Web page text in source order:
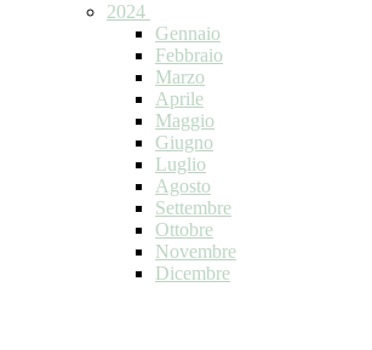
2024
Gennaio
Febbraio
Marzo
Aprile
Maggio
Giugno
Luglio
Agosto
Settembre
Ottobre
Novembre
Dicembre